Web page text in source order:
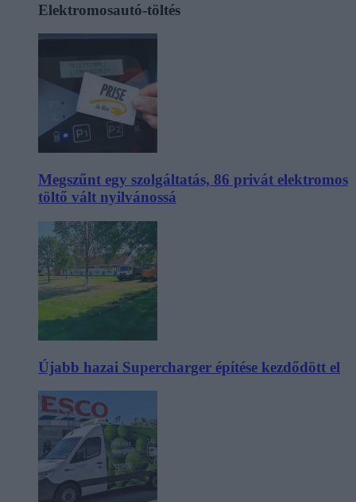
Elektromosautó-töltés
Megszűnt egy szolgáltatás, 86 privát elektromos
töltő vált nyilvánossá
Újabb hazai Supercharger építése kezdődött el